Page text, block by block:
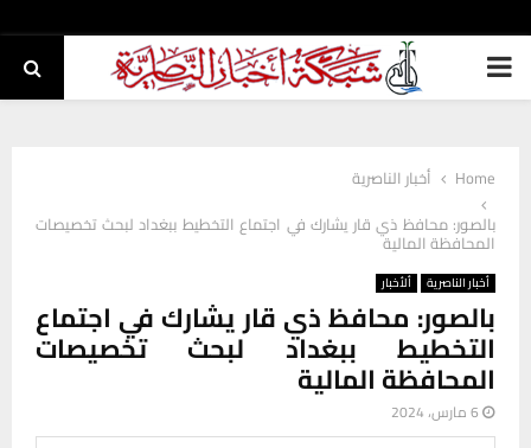
PRIMARY
Home
أخبار الناصرية
بالصور: محافظ ذي قار يشارك في اجتماع التخطيط ببغداد لبحث تخصيصات
المحافظة المالية
أخبار الناصرية ألأخبار
بالصور: محافظ ذي قار يشارك في اجتماع
التخطيط ببغداد لبحث تخصيصات
المحافظة المالية
6 مارس، 2024